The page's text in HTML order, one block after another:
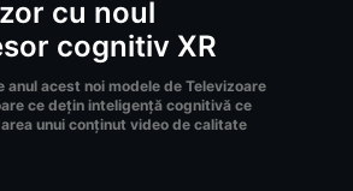
cu noul
cognitiv XR
anul acest noi modele de Televizoare
ce dețin inteligență cognitivă ce
unui conținut video de calitate